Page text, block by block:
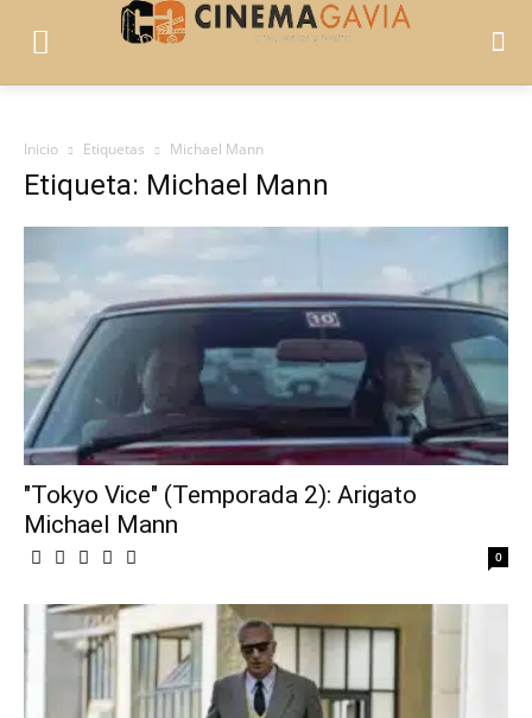
Inicio Etiquetas Michael Mann
Etiqueta: Michael Mann
"Tokyo Vice" (Temporada 2): Arigato
Michael Mann
0